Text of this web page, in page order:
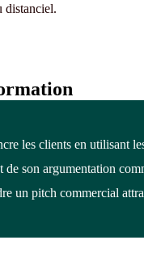
distanciel.
les clients en utilisant
de son argumentation
un pitch commercial